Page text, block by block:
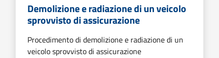
Demolizione e radiazione di un veicolo
sprovvisto di assicurazione
Procedimento di demolizione e radiazione di un
veicolo sprovvisto di assicurazione